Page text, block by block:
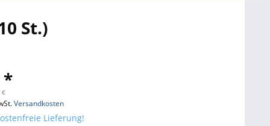
St.)
*
€
Versandkosten
Lieferung!